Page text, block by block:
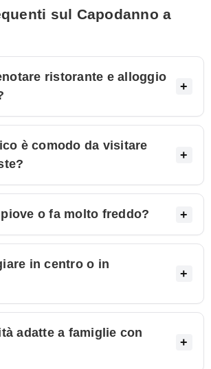
sul Capodanno a
ristorante e alloggio
è comodo da visitare
o fa molto freddo?
in centro o in
adatte a famiglie con